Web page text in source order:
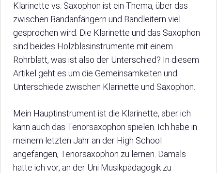
Klarinette vs. Saxophon ist ein Thema, über das
zwischen Bandanfängern und Bandleitern viel
gesprochen wird. Die Klarinette und das Saxophon
sind beides Holzblasinstrumente mit einem
Rohrblatt, was ist also der Unterschied? In diesem
Artikel geht es um die Gemeinsamkeiten und
Unterschiede zwischen Klarinette und Saxophon.
Mein Hauptinstrument ist die Klarinette, aber ich
kann auch das Tenorsaxophon spielen. Ich habe in
meinem letzten Jahr an der High School
angefangen, Tenorsaxophon zu lernen. Damals
hatte ich vor, an der Uni Musikpädagogik zu